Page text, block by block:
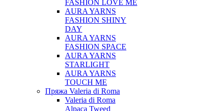
FASHION LOVE ME
AURA YARNS
FASHION SHINY
DAY
AURA YARNS
FASHION SPACE
AURA YARNS
STARLIGHT
AURA YARNS
TOUCH ME
Пряжа Valeria di Roma
Valeria di Roma
Alpaca Tweed